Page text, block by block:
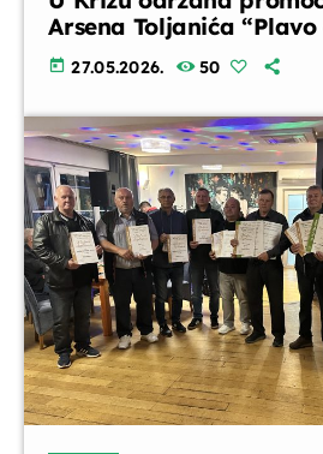
Arsena Toljanića “Plavo
today 27.05.2026. 50